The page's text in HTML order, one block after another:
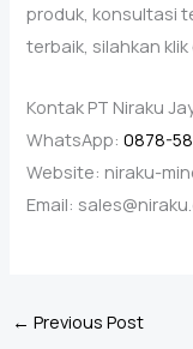
produk, konsultasi
terbaik, silahkan klik
Kontak PT Niraku
WhatsApp:0878-
Website: niraku-
Email:
← Previous Post